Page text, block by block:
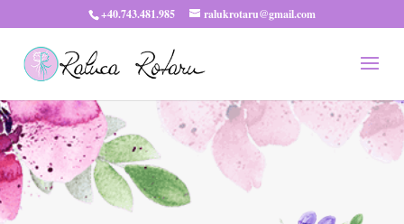
+40.743.481.985 ralukrotaru@gmail.com